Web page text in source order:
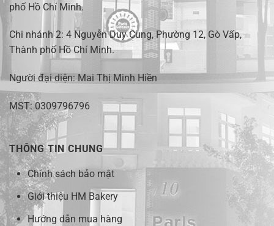
phố Hồ Chí Minh.
Chi nhánh 2: 4 Nguyễn Duy Cung, Phường 12, Gò Vấp,
Thành phố Hồ Chí Minh.
Người đại diện: Mai Thị Minh Hiền
MST: 0309796796
THÔNG TIN CHUNG
Chính sách bảo mật
Giới thiệu HM Bakery
Hướng dẫn mua hàng